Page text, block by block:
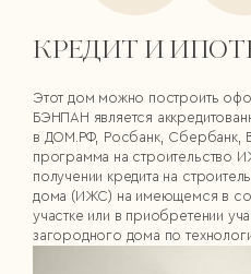
КРЕДИТ И
Этот дом можно построить
БЭНПАН является
в ДОМ.РФ, Росбанк, Сбербанк,
программа на строительство
получении кредита на
дома (ИЖС) на имеющемся в
участке или в приобретении
загородного дома по